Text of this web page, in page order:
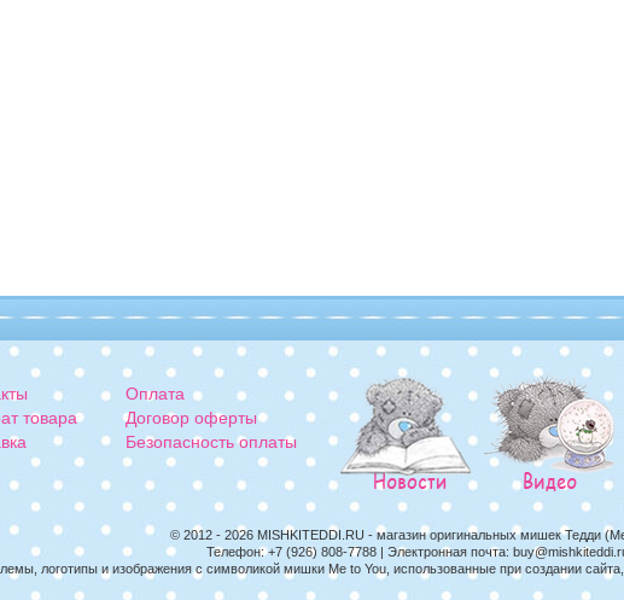
товара
Оплата
Договор оферты
Безопасность оплаты
© 2012 - 2026 MISHKITEDDI.RU - магазин оригинальных мишек Тедди
Телефон:+7 (926) 808-7788 | Электронная почта:
логотипы и изображения с символикой мишки Me to You, использованные при создании